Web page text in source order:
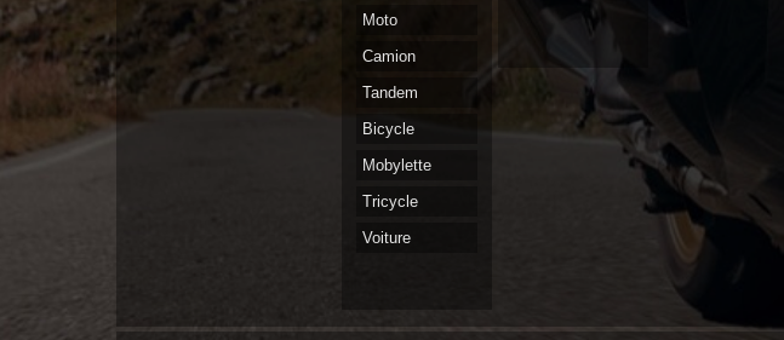
Moto
Camion
Tandem
Bicycle
Mobylette
Tricycle
Voiture